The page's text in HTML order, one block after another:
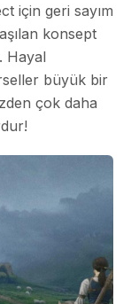
için geri sayım
konsept
Hayal
büyük bir
çok daha